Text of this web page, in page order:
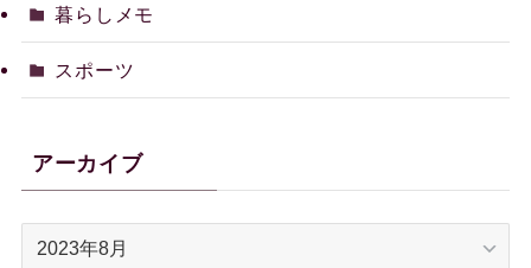
暮らしメモ
スポーツ
アーカイブ
ア